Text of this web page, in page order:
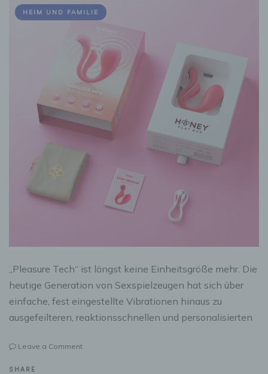
HEIM UND FAMILIE
„Pleasure Tech“ ist längst keine Einheitsgröße mehr. Die
heutige Generation von Sexspielzeugen hat sich über
einfache, fest eingestellte Vibrationen hinaus zu
ausgefeilteren, reaktionsschnellen und personalisierten
Leave a Commenton
SHARE